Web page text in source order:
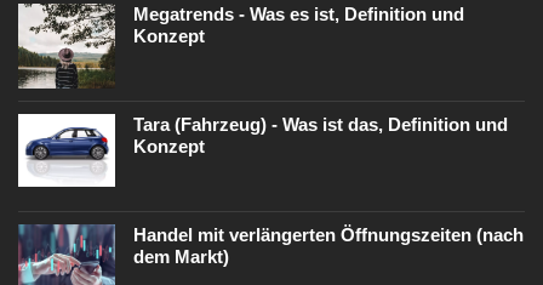
Megatrends - Was es ist, Definition und
Konzept
Tara (Fahrzeug) - Was ist das, Definition und
Konzept
Handel mit verlängerten Öffnungszeiten (nach
dem Markt)